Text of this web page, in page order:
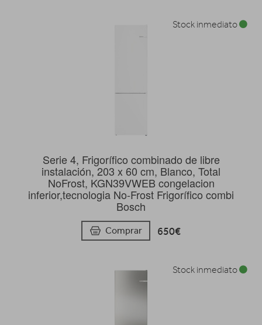
Serie 4, Frigorífico combinado de libre
instalación, 203 x 60 cm, Blanco, Total
NoFrost, KGN39VWEB congelacion
inferior,tecnologia No-Frost Frigorífico combi
Bosch
Comprar 650€
Stock inmediato
Stock inmediato